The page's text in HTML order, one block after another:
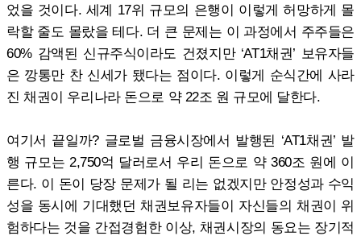
었을 것이다. 세계 17위 규모의 은행이 이렇게 허망하게 몰
락할 줄도 몰랐을 테다. 더 큰 문제는 이 과정에서 주주들은
60% 감액된 신규주식이라도 건졌지만 ‘AT1채권’ 보유자들
은 깡통만 찬 신세가 됐다는 점이다. 이렇게 순식간에 사라
진 채권이 우리나라 돈으로 약 22조 원 규모에 달한다.
여기서 끝일까? 글로벌 금융시장에서 발행된 ‘AT1채권’ 발
행 규모는 2,750억 달러로서 우리 돈으로 약 360조 원에 이
른다. 이 돈이 당장 문제가 될 리는 없겠지만 안정성과 수익
성을 동시에 기대했던 채권보유자들이 자신들의 채권이 위
험하다는 것을 간접경험한 이상, 채권시장의 동요는 장기적